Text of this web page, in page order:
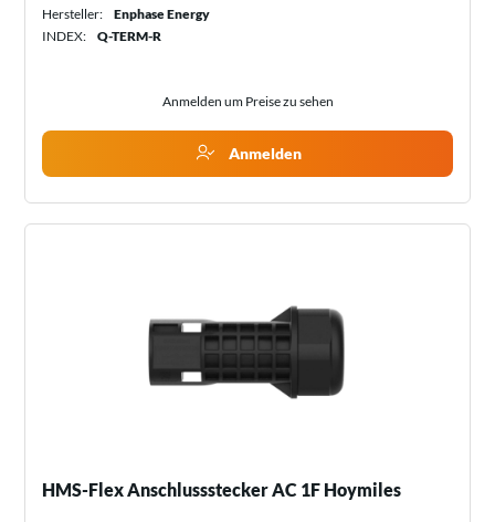
Hersteller:
Enphase Energy
INDEX:
Q-TERM-R
Anmelden um Preise zu sehen
Anmelden
HMS-Flex Anschlussstecker AC 1F Hoymiles